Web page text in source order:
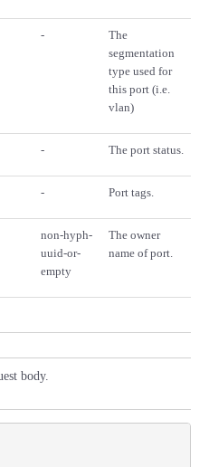
-
The
segmentation
type used for
this port (i.e.
vlan)
- The port status.
- Port tags.
non-hyph-
uuid-or-
empty
The owner
name of port.
body.